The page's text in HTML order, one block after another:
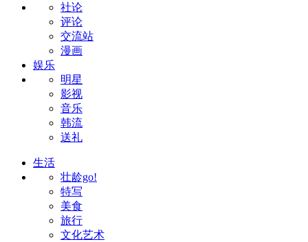
社论
评论
交流站
漫画
娱乐
明星
影视
音乐
韩流
送礼
生活
壮龄go!
特写
美食
旅行
文化艺术